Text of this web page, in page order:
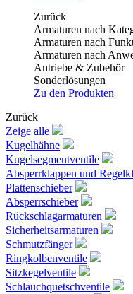
Zurück
Armaturen nach
Armaturen nach
Armaturen nach
Antriebe & Zubehör
Sonderlösungen
Zu den Produkten
Zurück
Zeige alle
Kugelhähne
Kugelsegmentventile
Absperrklappen und
Plattenschieber
Absperrschieber
Rückschlagarmaturen
Sicherheitsarmaturen
Schmutzfänger
Ringkolbenventile
Sitzkegelventile
Schlauchquetschventile